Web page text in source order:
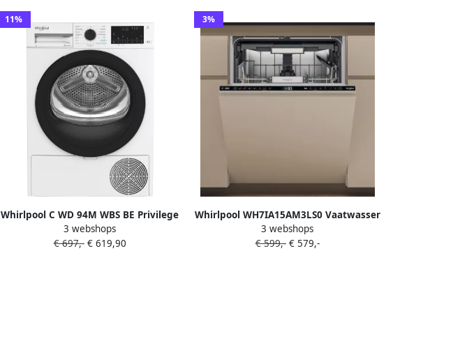
11%
Whirlpool C WD 94M WBS BE Privilege
Warmtepompdroger Wit
3 webshops
€ 697,-€ 619,90
3%
Whirlpool WH7IA15AM3LS0 Vaatwasser
Volledig ingebouwd 15 couverts A
3 webshops
€ 599,-€ 579,-